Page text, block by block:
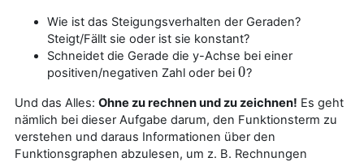
Wie ist das Steigungsverhalten der Geraden?
Steigt/Fällt sie oder ist sie konstant?
Schneidet die Gerade die y-Achse bei einer
positiven/negativen Zahl oder bei 0
0?
Und das Alles: Ohne zu rechnen und zu zeichnen! Es geht
nämlich bei dieser Aufgabe darum, den Funktionsterm zu
verstehen und daraus Informationen über den
Funktionsgraphen abzulesen, um z. B. Rechnungen